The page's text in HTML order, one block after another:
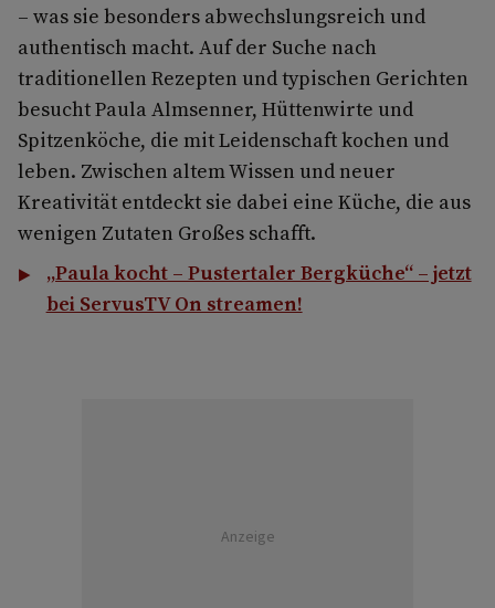
– was sie besonders abwechslungsreich und
authentisch macht. Auf der Suche nach
traditionellen Rezepten und typischen Gerichten
besucht Paula Almsenner, Hüttenwirte und
Spitzenköche, die mit Leidenschaft kochen und
leben. Zwischen altem Wissen und neuer
Kreativität entdeckt sie dabei eine Küche, die aus
wenigen Zutaten Großes schafft.
„Paula kocht – Pustertaler Bergküche“ – jetzt
bei ServusTV On streamen!
Anzeige